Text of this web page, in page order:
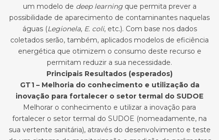
um modelo de deep learningque permita prever a
possibilidade de aparecimento de contaminantes naquelas
águas (Legionela, E. coli, etc.). Com base nos dados
coletados serão, também, aplicados modelos de eficiência
energética que otimizem o consumo deste recurso e
permitam reduzir a sua necessidade.
Principais Resultados (esperados)
GT1 – Melhoria do conhecimento e utilização da
inovação para fortalecer o setor termal do SUDOE
Melhorar o conhecimento e utilizar a inovação para
fortalecer o setor termal do SUDOE (nomeadamente, na
sua vertente sanitária), através do desenvolvimento e teste